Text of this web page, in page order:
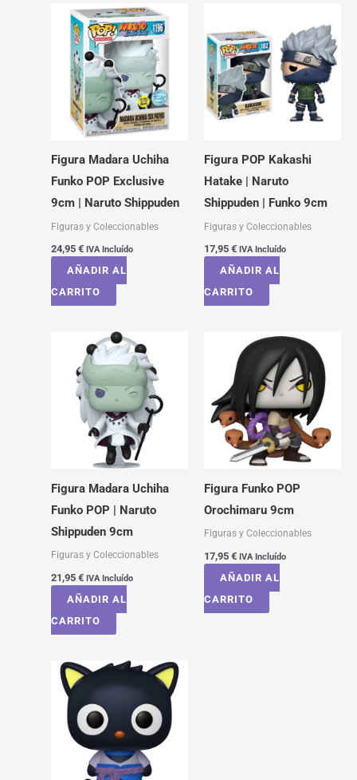
Figura Madara Uchiha
Funko POP Exclusive
9cm | Naruto Shippuden
Figuras y Coleccionables
24,95 € IVA Incluído
AÑADIR AL
CARRITO
Figura POP Kakashi
Hatake | Naruto
Shippuden | Funko 9cm
Figuras y Coleccionables
17,95 € IVA Incluído
AÑADIR AL
CARRITO
Figura Madara Uchiha
Funko POP | Naruto
Shippuden 9cm
Figuras y Coleccionables
21,95 € IVA Incluído
AÑADIR AL
CARRITO
Figura Funko POP
Orochimaru 9cm
Figuras y Coleccionables
17,95 € IVA Incluído
AÑADIR AL
CARRITO